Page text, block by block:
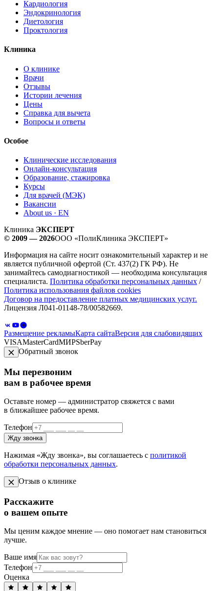
Кардиология
Эндокринология
Диетология
Проктология
Клиника
О клинике
Врачи
Отзывы
Истории лечения
Цены
Справка для вычета
Вопросы и ответы
Особое
Клинические исследования
Онлайн-консультация
Образование, стажировка
Курсы
Для врачей (МЭК)
Вакансии
About us · EN
Клиника ЭКСПЕРТ
© 2009 — 2026ООО «ПолиКлиника ЭКСПЕРТ»
Информация на сайте носит ознакомительный характер и не
является публичной офертой (Ст. 437(2) ГК РФ). Не
занимайтесь самодиагностикой — необходима консультация
специалиста. Политика обработки персональных данных /
Политика использования файлов cookies
Договор на предоставление платных медицинских услуг.
Лицензия Л041-01148-78/00582669.
Размещение рекламыКарта сайтаВерсия для слабовидящих
VISAMasterCardМИРSberPay
Обратный звонок
Мы перезвоним
вам в рабочее время
Оставьте номер — администратор свяжется с вами
в ближайшее рабочее время.
Телефон
Жду звонка
Нажимая «Жду звонка», вы соглашаетесь с политикой
обработки персональных данных.
Отзыв о клинике
Расскажите
о вашем опыте
Мы ценим каждое мнение — оно помогает нам становиться
лучше.
Ваше имя
Телефон
Оценка